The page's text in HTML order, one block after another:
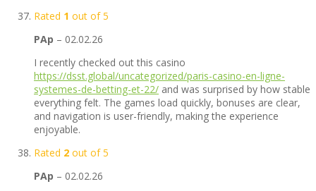
Rated 1 out of 5
PAp – 02.02.26
I recently checked out this casino
https://dsst.global/uncategorized/paris-casino-en-ligne-
systemes-de-betting-et-22/ and was surprised by how stable
everything felt. The games load quickly, bonuses are clear,
and navigation is user-friendly, making the experience
enjoyable.
Rated 2 out of 5
PAp – 02.02.26